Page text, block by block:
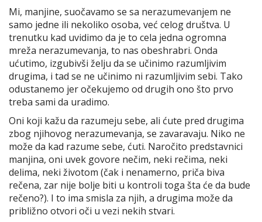
Mi, manjine, suočavamo se sa nerazumevanjem ne
samo jedne ili nekoliko osoba, već celog društva. U
trenutku kad uvidimo da je to cela jedna ogromna
mreža nerazumevanja, to nas obeshrabri. Onda
ućutimo, izgubivši želju da se učinimo razumljivim
drugima, i tad se ne učinimo ni razumljivim sebi. Tako
odustanemo jer očekujemo od drugih ono što prvo
treba sami da uradimo.
Oni koji kažu da razumeju sebe, ali ćute pred drugima
zbog njihovog nerazumevanja, se zavaravaju. Niko ne
može da kad razume sebe, ćuti. Naročito predstavnici
manjina, oni uvek govore nečim, neki rečima, neki
delima, neki životom (čak i nenamerno, priča biva
rečena, zar nije bolje biti u kontroli toga šta će da bude
rečeno?). I to ima smisla za njih, a drugima može da
približno otvori oči u vezi nekih stvari.